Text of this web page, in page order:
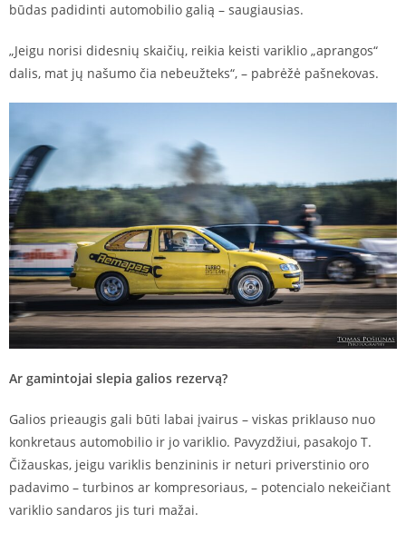
būdas padidinti automobilio galią – saugiausias.
„Jeigu norisi didesnių skaičių, reikia keisti variklio „aprangos“
dalis, mat jų našumo čia nebeužteks“, – pabrėžė pašnekovas.
Ar gamintojai slepia galios rezervą?
Galios prieaugis gali būti labai įvairus – viskas priklauso nuo
konkretaus automobilio ir jo variklio. Pavyzdžiui, pasakojo T.
Čižauskas, jeigu variklis benzininis ir neturi priverstinio oro
padavimo – turbinos ar kompresoriaus, – potencialo nekeičiant
variklio sandaros jis turi mažai.